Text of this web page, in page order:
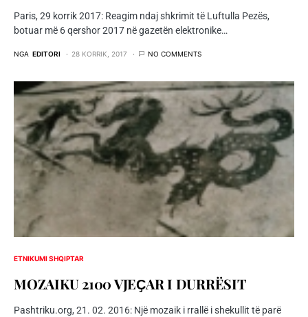
Paris, 29 korrik 2017: Reagim ndaj shkrimit të Luftulla Pezës,
botuar më 6 qershor 2017 në gazetën elektronike…
NGA EDITORI 28 KORRIK, 2017 NO COMMENTS
ETNIKUMI SHQIPTAR
MOZAIKU 2100 VJEҪAR I DURRËSIT
Pashtriku.org, 21. 02. 2016: Një mozaik i rrallë i shekullit të parë